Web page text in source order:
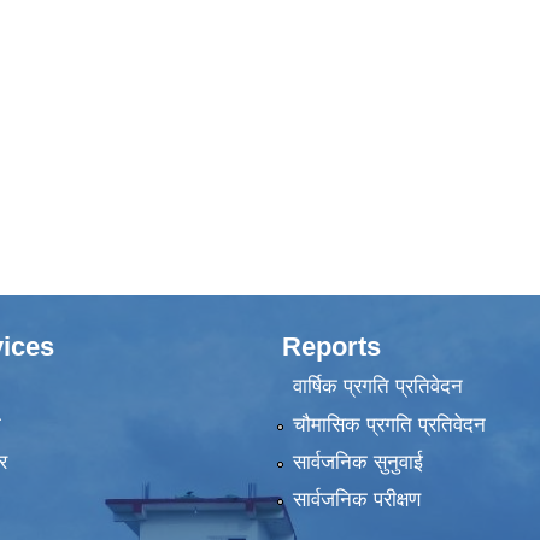
Reports
वार्षिक प्रगति प्रतिवेदन
चौमासिक प्रगति प्रतिवेदन
सार्वजनिक सुनुवाई
सार्वजनिक परीक्षण